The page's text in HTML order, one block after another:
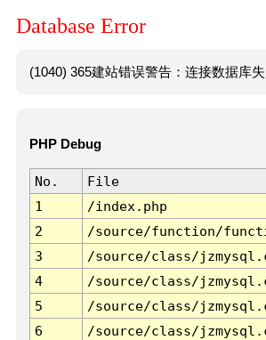
Database Error
(1040) 365建站错误警告：连接数据库
PHP Debug
No. File
1
/index.php
2
/source/function/
3
/source/class/
4
/source/class/
5
/source/class/
6
/source/class/